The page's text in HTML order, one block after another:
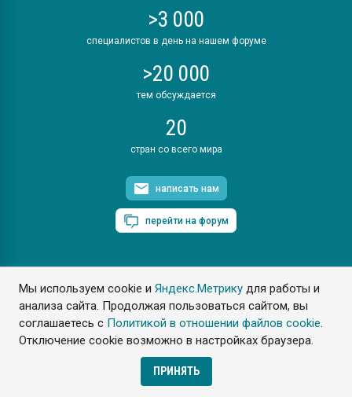
Мы используем cookie иЯндекс.Метрику для работы и
анализа сайта. Продолжая пользоваться сайтом, вы
соглашаетесь с Политикой в отношении файлов cookie.
Отключение cookie возможно в настройках браузера.
ПРИНЯТЬ
>3 000
специалистов в день на нашем форуме
>20 000
тем обсуждается
20
стран со всего мира
написать нам
перейти на форум
ПластЭксперт © 2006. Все права защищены
Разрешается копирование материалов сайта с обязательной
ссылкой на www.e-plastic.ru
Разработка сайта